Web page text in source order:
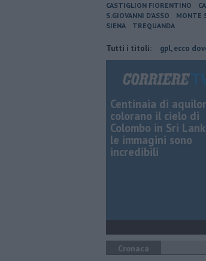
CASTIGLION FIORENTINO
S.GIOVANNI D'ASSO
MONTE
SIENA
TREQUANDA
Tutti i titoli:
​Benzina, gasolio, gpl, ecco dove
Centinaia di
colorano il cielo di
Colombo in Sri
le immagini sono
incredibili
Cronaca